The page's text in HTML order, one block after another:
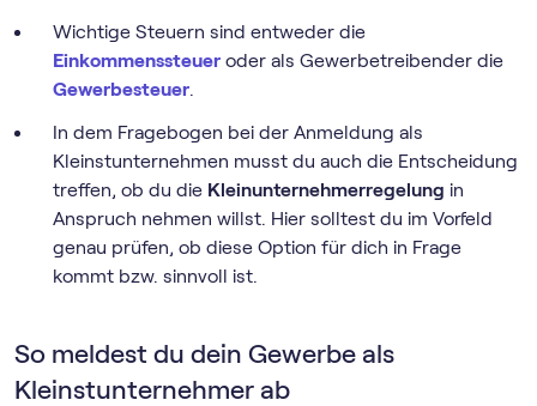
Wichtige Steuern sind entweder die
Einkommenssteuer oder als Gewerbetreibender die
Gewerbesteuer.
In dem Fragebogen bei der Anmeldung als
Kleinstunternehmen musst du auch die Entscheidung
treffen, ob du die Klein­unternehmer­regelung in
Anspruch nehmen willst. Hier solltest du im Vorfeld
genau prüfen, ob diese Option für dich in Frage
kommt bzw. sinnvoll ist.
So meldest du dein Gewerbe als
Kleinstunternehmer ab